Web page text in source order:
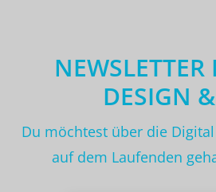
DESIGN
Du möchtest über die
auf dem Laufenden